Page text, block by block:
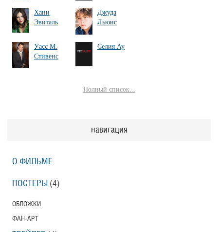
Хани
Эвиталь
Джуда
Льюис
Уасс М.
Стивенс
Селия Ау
Полный список...
навигация
О ФИЛЬМЕ
ПОСТЕРЫ (4)
ОБЛОЖКИ
ФАН-АРТ